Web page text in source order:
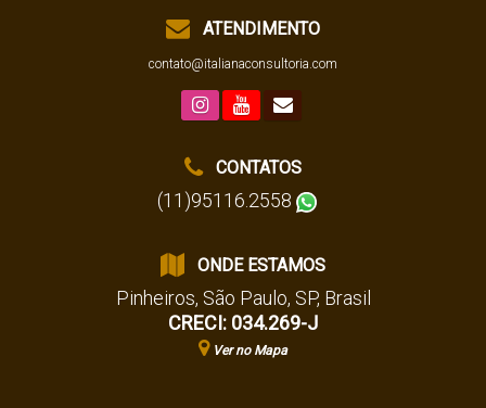
ATENDIMENTO
contato@italianaconsultoria.com
CONTATOS
(11)95116.2558
ONDE ESTAMOS
Pinheiros, São Paulo, SP, Brasil
CRECI: 034.269-J
Ver no Mapa